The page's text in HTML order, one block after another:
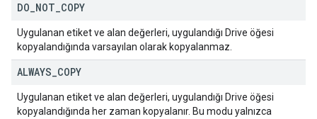
DO NOT COPY
Uygulanan etiket ve alan değerleri, uygulandığı Drive öğesi
kopyalandığında varsayılan olarak kopyalanmaz.
ALWAYS COPY
Uygulanan etiket ve alan değerleri, uygulandığı Drive öğesi
kopyalandığında her zaman kopyalanır. Bu modu yalnızca